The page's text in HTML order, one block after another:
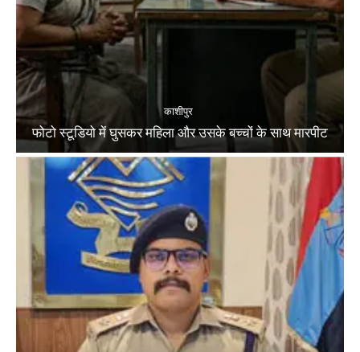
काशीपुर
फोटो स्टूडियो में घुसकर महिला और उसके बच्चों के साथ मारपीट